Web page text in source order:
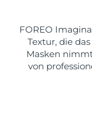
FOREO
Textur, die
Masken
von